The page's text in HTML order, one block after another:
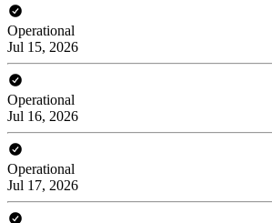
Operational
Jul 15, 2026
Operational
Jul 16, 2026
Operational
Jul 17, 2026